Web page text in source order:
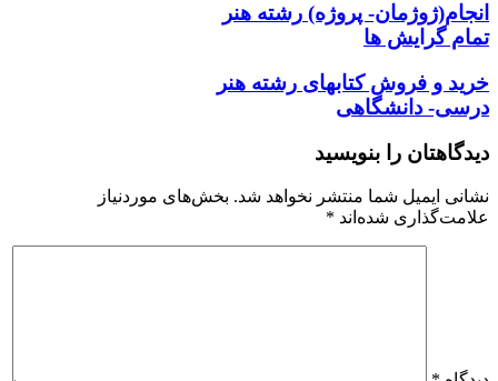
انجام(ژوژمان- پروژه) رشته هنر
تمام گرایش ها
خرید و فروش کتابهای رشته هنر
درسی- دانشگاهی
دیدگاهتان را بنویسید
نشانی ایمیل شما منتشر نخواهد شد. بخش‌های موردنیاز
علامت‌گذاری شده‌اند *